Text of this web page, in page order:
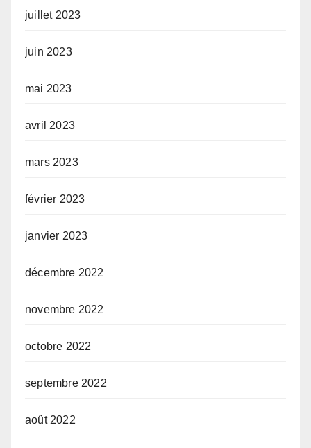
juillet 2023
juin 2023
mai 2023
avril 2023
mars 2023
février 2023
janvier 2023
décembre 2022
novembre 2022
octobre 2022
septembre 2022
août 2022